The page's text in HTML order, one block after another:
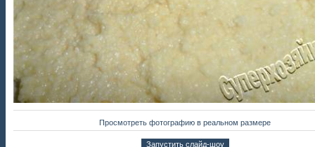
Просмотреть фотографию в реальном размере